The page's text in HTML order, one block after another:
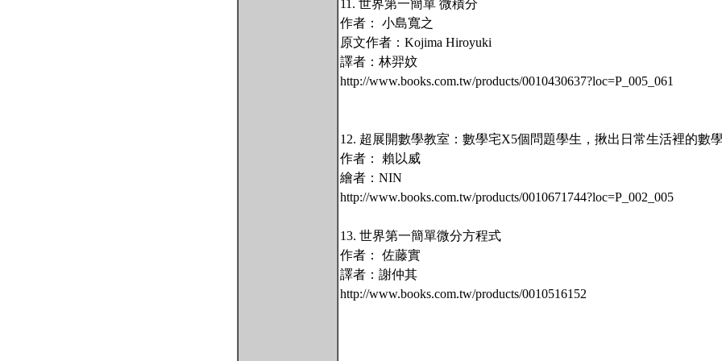
11. 世界第一簡單 微積分
作者： 小島寬之
原文作者：Kojima Hiroyuki
譯者：林羿妏
http://www.books.com.tw/products/0010430637?loc=P_005_061
12. 超展開數學教室：數學宅X5個問題學生，揪出日常生活裡的數
作者： 賴以威
繪者：NIN
http://www.books.com.tw/products/0010671744?loc=P_002_005
13. 世界第一簡單微分方程式
作者： 佐藤實
譯者：謝仲其
http://www.books.com.tw/products/0010516152